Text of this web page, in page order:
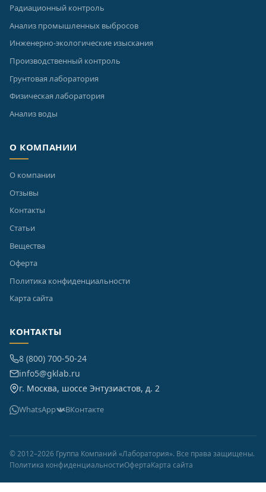
Радиационный контроль
Анализ промышленных выбросов
Инженерно-экологические изыскания
Производственный контроль
Грунтовая лаборатория
Физическая лаборатория
Анализ воды
О КОМПАНИИ
О компании
Отзывы
Контакты
Статьи
Вещества
Оферта
Политика конфиденциальности
Карта сайта
КОНТАКТЫ
8 (800) 700-50-24
info5@gklab.ru
г. Москва, шоссе Энтузиастов, д. 2
WhatsApp ВКонтакте
© 2012–2026 Группа Компаний «Лаборатория». Все права защищены.
Политика конфиденциальностиОфертаКарта сайта